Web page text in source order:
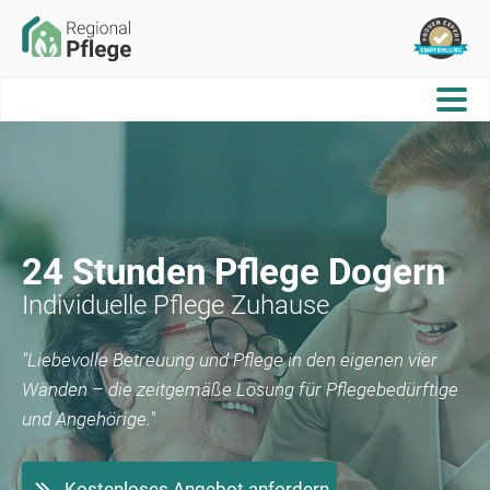
24 Stunden Pflege Dogern
Individuelle Pflege Zuhause
"Liebevolle Betreuung und Pflege in den eigenen vier
Wänden – die zeitgemäße Lösung für Pflegebedürftige
und Angehörige."